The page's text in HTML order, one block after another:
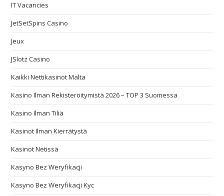
IT Vacancies
JetSetSpins Casino
Jeux
JSlotz Casino
Kaikki Nettikasinot Malta
Kasino Ilman Rekisteröitymistä 2026 – TOP 3 Suomessa
Kasino Ilman Tiliä
Kasinot Ilman Kierrätystä
Kasinot Netissä
Kasyno Bez Weryfikacji
Kasyno Bez Weryfikacji Kyc